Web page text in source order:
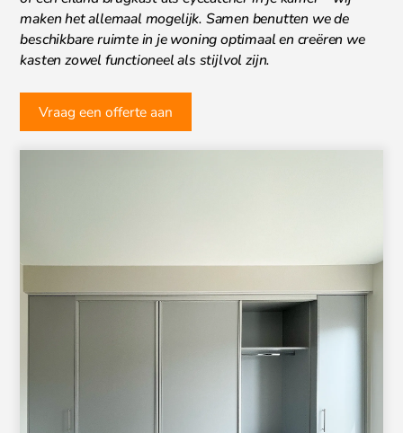
maken het allemaal mogelijk. Samen benutten we de
beschikbare ruimte in je woning optimaal en creëren we
kasten zowel functioneel als stijlvol zijn.
Vraag een offerte aan